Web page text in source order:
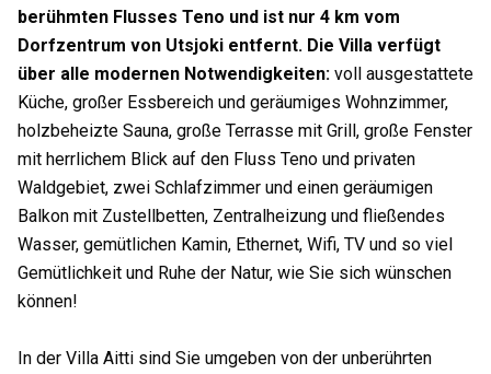
berühmten Flusses Teno und ist nur 4 km vom
Dorfzentrum von Utsjoki entfernt. Die Villa verfügt
über alle modernen Notwendigkeiten: voll ausgestattete
Küche, großer Essbereich und geräumiges Wohnzimmer,
holzbeheizte Sauna, große Terrasse mit Grill, große Fenster
mit herrlichem Blick auf den Fluss Teno und privaten
Waldgebiet, zwei Schlafzimmer und einen geräumigen
Balkon mit Zustellbetten, Zentralheizung und fließendes
Wasser, gemütlichen Kamin, Ethernet, Wifi, TV und so viel
Gemütlichkeit und Ruhe der Natur, wie Sie sich wünschen
können!
In der Villa Aitti sind Sie umgeben von der unberührten